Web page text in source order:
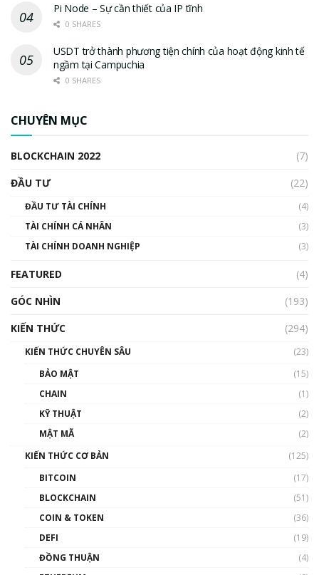
Pi Node – Sự cần thiết của IP tĩnh
0 SHARES
USDT trở thành phương tiện chính của hoạt động kinh tế
ngầm tại Campuchia
0 SHARES
CHUYÊN MỤC
BLOCKCHAIN 2022
(7)
ĐẦU TƯ
(22)
ĐẦU TƯ TÀI CHÍNH
(4)
TÀI CHÍNH CÁ NHÂN
(3)
TÀI CHÍNH DOANH NGHIỆP
(3)
FEATURED
(4)
GÓC NHÌN
(193)
KIẾN THỨC
(294)
KIẾN THỨC CHUYÊN SÂU
(23)
BẢO MẬT
(15)
CHAIN
(1)
KỸ THUẬT
(2)
MẬT MÃ
(2)
KIẾN THỨC CƠ BẢN
(125)
BITCOIN
(17)
BLOCKCHAIN
(51)
COIN & TOKEN
(36)
DEFI
(19)
ĐỒNG THUẬN
(4)